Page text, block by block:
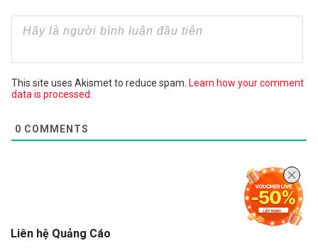
This site uses Akismet to reduce spam. Learn how your comment
data is processed.
0 COMMENTS
Liên hệ Quảng Cáo